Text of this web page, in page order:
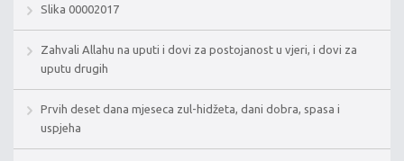
Slika 00002017
Zahvali Allahu na uputi i dovi za postojanost u vjeri, i dovi za
uputu drugih
Prvih deset dana mjeseca zul-hidžeta, dani dobra, spasa i
uspjeha